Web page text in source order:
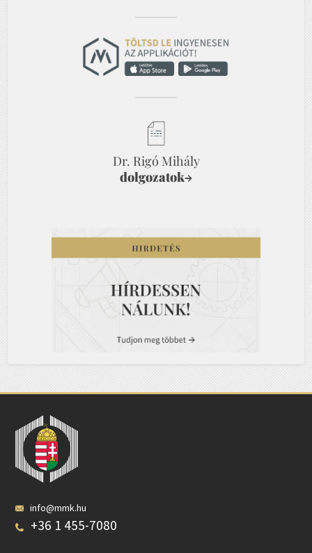
Dr. Rigó Mihály
dolgozatok→
info@mmk.hu
+36 1 455-7080